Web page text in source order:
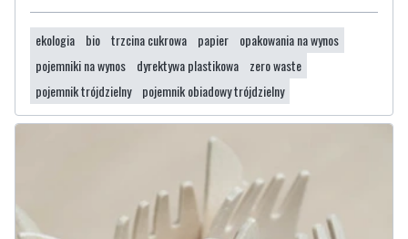
ekologia bio trzcina cukrowa papier
opakowania na wynos
pojemniki na wynos
dyrektywa plastikowa
zero waste
pojemnik trójdzielny
pojemnik obiadowy trójdzielny